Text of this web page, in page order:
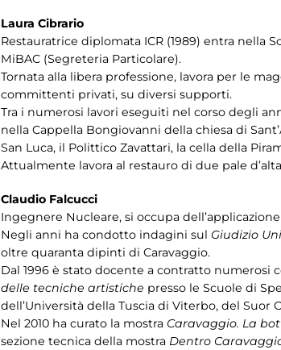
Laura Cibrario
Restauratrice diplomata ICR (1989) entra nella
MiBAC (Segreteria Particolare).
Tornata alla libera professione, lavora per le
committenti privati, su diversi supporti.
Tra i numerosi lavori eseguiti nel corso degli
nella Cappella Bongiovanni della chiesa di
San Luca, il Polittico Zavattari, la cella della
Attualmente lavora al restauro di due pale
Claudio Falcucci
Ingegnere Nucleare, si occupa
Negli anni ha condotto indagini sul Giudizio
oltre quaranta dipinti di Caravaggio.
Dal 1996 è stato docente a contratto numerosi
delle tecniche artistiche presso le Scuole di
dell’Università della Tuscia di Viterbo, del Suor
Nel 2010 ha curato la mostra Caravaggio. La
sezione tecnica della mostra Dentro